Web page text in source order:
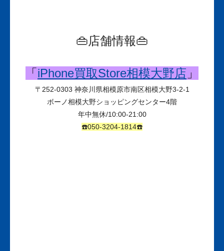
👜店舗情報👜
「 iPhone買取Store相模大野店 」
〒 252-0303 神奈川県相模原市南区相模大野3-2-1
ボーノ相模大野ショッピングセンター4階
年中無休/10:00-21:00
☎️050-3204-1814☎️